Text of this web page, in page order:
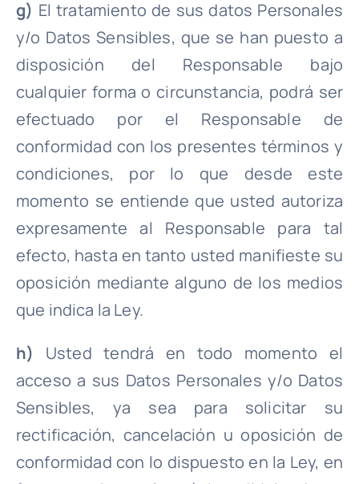
g) El tratamiento de sus datos Personales
y/o Datos Sensibles, que se han puesto a
disposición del Responsable bajo
cualquier forma o circunstancia, podrá ser
efectuado por el Responsable de
conformidad con los presentes términos y
condiciones, por lo que desde este
momento se entiende que usted autoriza
expresamente al Responsable para tal
efecto, hasta en tanto usted manifieste su
oposición mediante alguno de los medios
que indica la Ley.
h) Usted tendrá en todo momento el
acceso a sus Datos Personales y/o Datos
Sensibles, ya sea para solicitar su
rectificación, cancelación u oposición de
conformidad con lo dispuesto en la Ley, en